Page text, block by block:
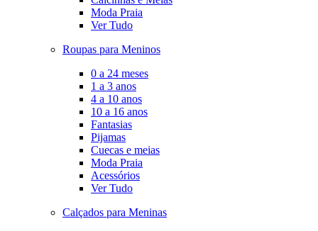
Moda Praia
Ver Tudo
Roupas para Meninos
0 a 24 meses
1 a 3 anos
4 a 10 anos
10 a 16 anos
Fantasias
Pijamas
Cuecas e meias
Moda Praia
Acessórios
Ver Tudo
Calçados para Meninas